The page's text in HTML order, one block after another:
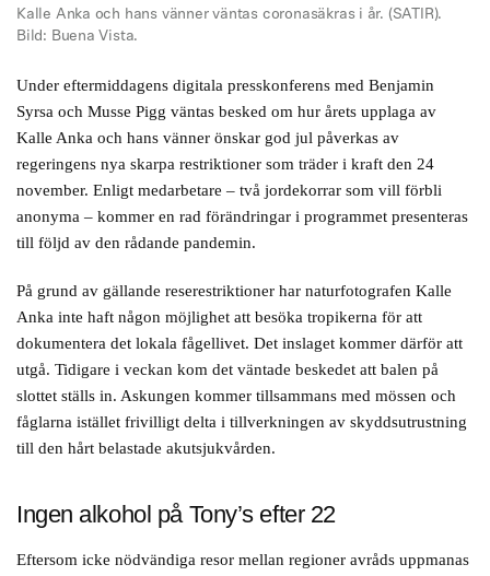
Kalle Anka och hans vänner väntas coronasäkras i år. (SATIR).
Bild: Buena Vista.
Under eftermiddagens digitala presskonferens med Benjamin
Syrsa och Musse Pigg väntas besked om hur årets upplaga av
Kalle Anka och hans vänner önskar god jul påverkas av
regeringens nya skarpa restriktioner som träder i kraft den 24
november. Enligt medarbetare – två jordekorrar som vill förbli
anonyma – kommer en rad förändringar i programmet presenteras
till följd av den rådande pandemin.
På grund av gällande reserestriktioner har naturfotografen Kalle
Anka inte haft någon möjlighet att besöka tropikerna för att
dokumentera det lokala fågellivet. Det inslaget kommer därför att
utgå. Tidigare i veckan kom det väntade beskedet att balen på
slottet ställs in. Askungen kommer tillsammans med mössen och
fåglarna istället frivilligt delta i tillverkningen av skyddsutrustning
till den hårt belastade akutsjukvården.
Ingen alkohol på Tony’s efter 22
Eftersom icke nödvändiga resor mellan regioner avråds uppmanas